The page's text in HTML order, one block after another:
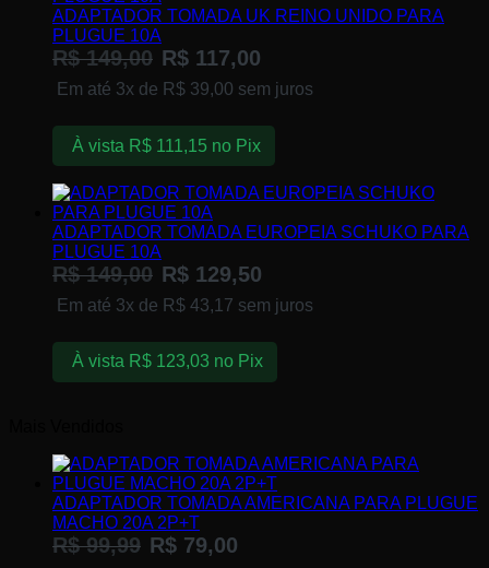
ADAPTADOR TOMADA UK REINO UNIDO PARA
PLUGUE 10A
R$149,00 R$ 117,00
Em até 3x de R$ 39,00 sem juros
À vista R$111,15 no Pix
ADAPTADOR TOMADA EUROPEIA SCHUKO PARA
PLUGUE 10A
R$149,00 R$ 129,50
Em até 3x de R$ 43,17 sem juros
À vista R$123,03 no Pix
ADAPTADOR TOMADA AMERICANA PARA PLUGUE
MACHO 20A 2P+T
R$99,99 R$ 79,00